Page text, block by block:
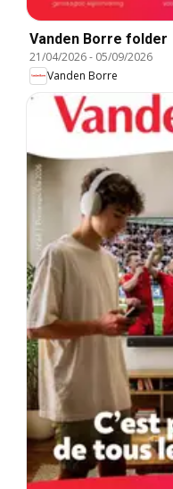
Vanden Borre folder
21/04/2026- 05/09/2026
Vanden Borre